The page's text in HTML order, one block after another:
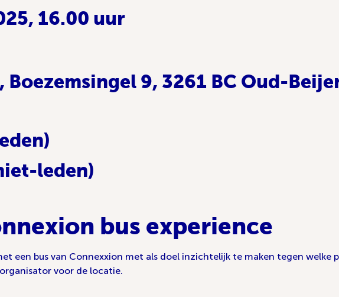
16.00 uur
Boezemsingel 9, 3261 BC Oud-
leden)
bus experience
een bus van Connexxion met als doel inzichtelijk te maken tegen welke
voor de locatie.